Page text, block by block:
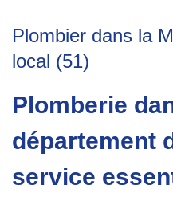
Plombier dans la
local (51)
Plomberie
département
service